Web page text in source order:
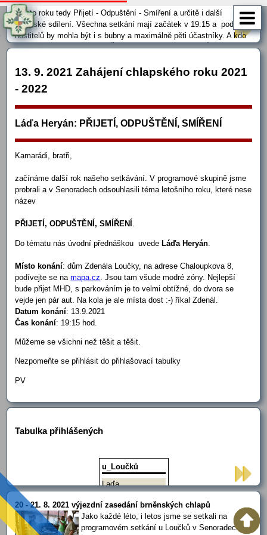
tohoto roku tedy Přijetí - Odpuštění - Smíření a určitě i další
chlapské sdílení. Všechna setkání mají začátek v 19:15 a podle
hostitelů by mohla být i s bubny a maximálně pěti účastníky. A kdo
jsou ti odvážní hostitelé? v Židenicích Pavel Koláčný : Židenice -
Jílkova …
13. 9. 2021 Zahájení chlapského roku 2021
- 2022
Láďa Heryán: PŘIJETÍ, ODPUŠTĚNÍ, SMÍŘENÍ
Kamarádi, bratři,
začínáme další rok našeho setkávání. V programové skupině jsme
probrali a v Senoradech odsouhlasili téma letošního roku, které nese
název
PŘIJETÍ, ODPUŠTĚNÍ, SMÍŘENÍ .
Do tématu nás úvodní přednáškou uvedeLáďa Heryán
Místo konání: dům Zdenála Loučky, na adrese Chaloupkova 8,
podívejte se namapa.cz . Jsou tam všude modré zóny. Nejlepší
bude přijet MHD, s parkováním je to velmi obtížné, do dvora se
vejde jen pár aut. Na kola je ale místa dost :-) říkal Zdenál.
Datum konání: 13.9.2021
Čas konání: 19:15 hod.
Můžeme se všichni než těšit a těšit.
Nezpomeňte se přihlásit do přihlašovací tabulky
PV
Tabulka přihlášených
u_Loučků
Laďa
Roberto
Martin
20 - 21. 8. 2021 výjezdní zasedání brněnských chlapů
Jako každé léto, i letos jsme se setkali na
programovém setkání u Loučků v Senoradech.